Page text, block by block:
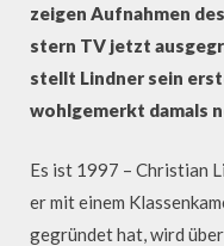
zeigen Aufnahmen
stern TV jetzt
stellt Lindner sein
wohlgemerkt damals
Es ist 1997 – Christian
er mit einem
gegründet hat, wird